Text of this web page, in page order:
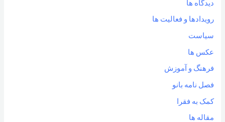
دیدگاه ها
رویدادها و فعالیت ها
سیاست
عکس ها
فرهنگ و آموزش
فصل نامه بانو
کمک به فقرا
مقاله ها